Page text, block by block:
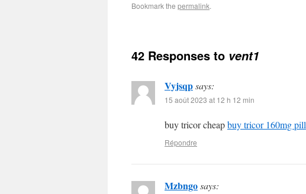
Bookmark the permalink.
42 Responses to vent1
Vyjsqpsays:
15 août 2023 at 12 h 12 min
buy tricor cheapbuy tricor 160mg pill
Répondre
Mzbngosays: